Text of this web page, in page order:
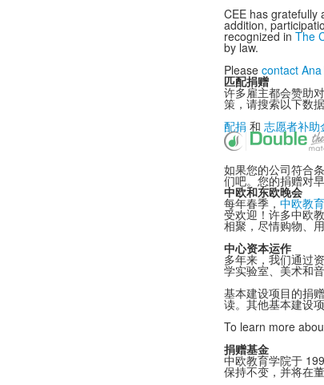
CEE has gratefully
addition,
recognized in The
by law.
Please contact
匹配捐赠
许多雇主都会赞助
策，请搜索以下数
配捐 和 志愿者补助
如果您的公司符合
们吧。您的捐赠对
中欧和东欧晚会
每年春季，中欧教
受欢迎！许多中欧
相聚，尽情购物、
中心资本运作
多年来，我们通过
学实验室、美术和
基本建设项目的捐
读。其他基本建设
To learn more
捐赠基金
中欧教育学院于
保持不变，并将在